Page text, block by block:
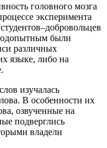
головного мозга
эксперимента
студентов–добровольцев
были
различных
языке, либо на
.
слов изучалась
. В особенности их
, озвученные на
подверглись
владели